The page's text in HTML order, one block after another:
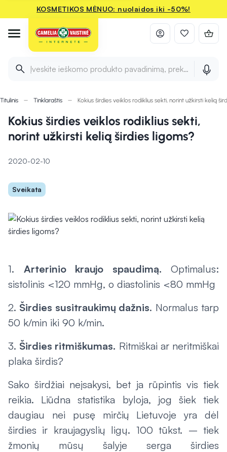
KOSMETIKOS MĖNUO: nuolaidos iki -50%!
Įveskite ieškomo produkto pavadinimą, prekės ženklą ir
Titulinis Tinklaraštis Kokius širdies veiklos rodiklius sekti, norint užkirsti kelią
Kokius širdies veiklos rodiklius sekti,
norint užkirsti kelią širdies ligoms?
2020-02-10
Sveikata
1. Arterinio kraujo spaudimą. Optimalus:
sistolinis <120 mmHg, o diastolinis <80 mmHg
2. Širdies susitraukimų dažnis. Normalus tarp
50 k/min iki 90 k/min.
3. Širdies ritmiškumas. Ritmiškai ar neritmiškai
plaka širdis?
Sako širdžiai neįsakysi, bet ja rūpintis vis tiek
reikia. Liūdna statistika byloja, jog šiek tiek
daugiau nei pusę mirčių Lietuvoje yra dėl
širdies ir kraujagyslių ligų. 100 tūkst. – tiek
žmonių mūsų šalyje serga širdies